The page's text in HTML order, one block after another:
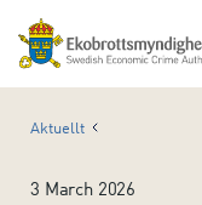
Aktuellt
3 March 2026